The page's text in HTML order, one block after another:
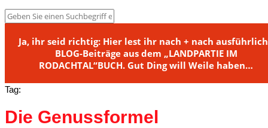
Ja, ihr seid richtig: Hier lest ihr nach + nach
BLOG-Beiträge aus dem „LANDPARTIE IM
RODACHTAL“BUCH. Gut Ding will Weile haben…
Tag:
Die Genussformel